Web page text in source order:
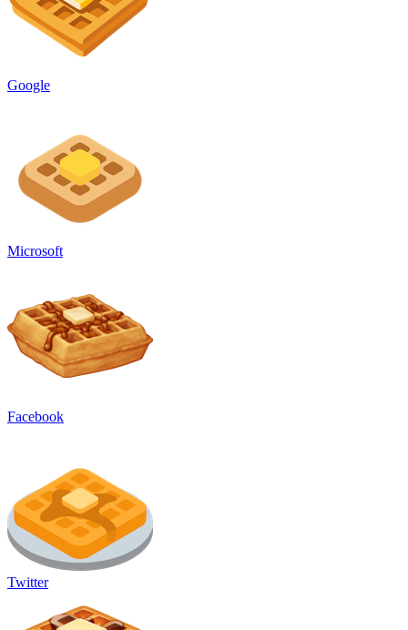
Google
Microsoft
Facebook
Twitter